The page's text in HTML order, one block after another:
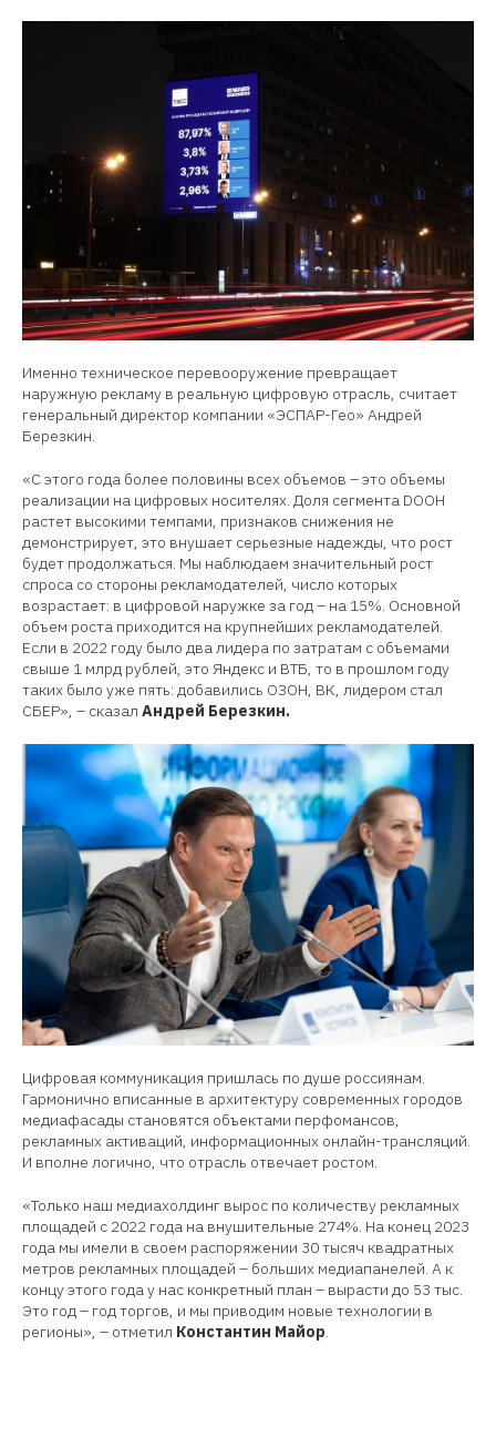
Именно техническое перевооружение превращает
наружную рекламу в реальную цифровую отрасль, считает
генеральный директор компании «ЭСПАР-Гео» Андрей
Березкин.
«С этого года более половины всех объемов – это объемы
реализации на цифровых носителях. Доля сегмента DООН
растет высокими темпами, признаков снижения не
демонстрирует, это внушает серьезные надежды, что рост
будет продолжаться. Мы наблюдаем значительный рост
спроса со стороны рекламодателей, число которых
возрастает: в цифровой наружке за год – на 15%. Основной
объем роста приходится на крупнейших рекламодателей.
Если в 2022 году было два лидера по затратам с объемами
свыше 1 млрд рублей, это Яндекс и ВТБ, то в прошлом году
таких было уже пять: добавились ОЗОН, ВК, лидером стал
СБЕР», – сказал Андрей Березкин.
Цифровая коммуникация пришлась по душе россиянам.
Гармонично вписанные в архитектуру современных городов
медиафасады становятся объектами перфомансов,
рекламных активаций, информационных онлайн-трансляций.
И вполне логично, что отрасль отвечает ростом.
«Только наш медиахолдинг вырос по количеству рекламных
площадей с 2022 года на внушительные 274%. На конец 2023
года мы имели в своем распоряжении 30 тысяч квадратных
метров рекламных площадей – больших медиапанелей. А к
концу этого года у нас конкретный план – вырасти до 53 тыс.
Это год – год торгов, и мы приводим новые технологии в
регионы», – отметил Константин Майор.